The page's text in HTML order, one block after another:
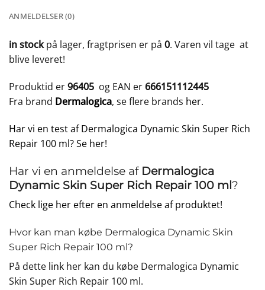
ANMELDELSER (0)
in stockpå lager, fragtprisen er på 0. Varen vil tage at
blive leveret!
Produktid er96405 og EAN er666151112445
Fra brand Dermalogica, se flere brands her.
Har vi en test af Dermalogica Dynamic Skin Super Rich
Repair 100 ml? Se her!
Har vi en anmeldelse af Dermalogica
Dynamic Skin Super Rich Repair 100 ml?
Check lige her efter en anmeldelse af produktet!
Hvor kan man købe Dermalogica Dynamic Skin
Super Rich Repair 100 ml?
På dette link her kan du købe Dermalogica Dynamic
Skin Super Rich Repair 100 ml.